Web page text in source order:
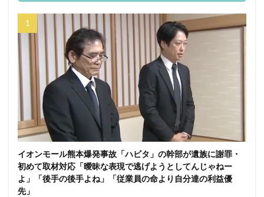
イオンモール熊本爆発事故「ハビタ」の幹部が遺族に謝罪・
初めて取材対応「曖昧な表現で逃げようとしてんじゃねー
よ」「後手の後手よね」「従業員の命より自分達の利益優
先」